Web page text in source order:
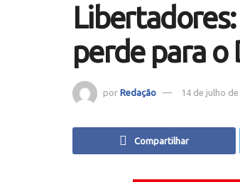
perde para o
por Redação 14 de julho de
Compartilhar